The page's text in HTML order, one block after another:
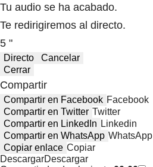
Tu audio se ha acabado.
Te redirigiremos al directo.
5 "
Directo
Cancelar
Cerrar
Compartir
Compartir en Facebook Facebook
Compartir en Twitter Twitter
Compartir en LinkedIn Linkedin
Compartir en WhatsApp WhatsApp
Copiar enlace Copiar
DescargarDescargar